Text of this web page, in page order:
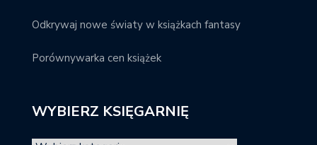
Odkrywaj nowe światy w książkach fantasy
Porównywarka cen książek
WYBIERZ KSIĘGARNIĘ